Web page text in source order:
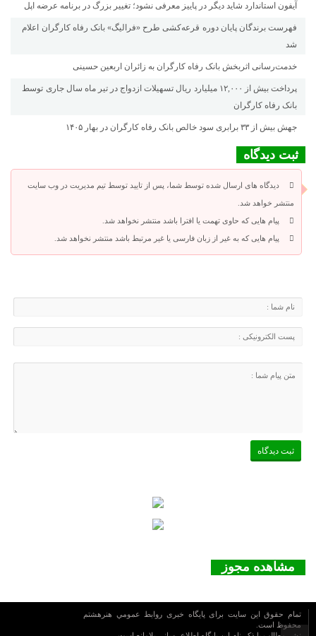
آیفون استاندارد شاید دیگر در پاییز معرفی نشود؛ تغییر بزرگ در برنامه عرضه اپل
فهرست برندگان پایان دوره قرعه‌کشی طرح «فرالیگ» بانک رفاه کارگران اعلام
شد
خدمت‌رسانی اثربخش بانک رفاه کارگران به زائران اربعین حسینی
پرداخت بیش از ۱۲,۰۰۰ میلیارد ریال تسهیلات ازدواج در تیر ماه سال جاری توسط
بانک رفاه کارگران
جهش بیش از ۳۳ برابری سود خالص بانک رفاه کارگران در بهار ۱۴۰۵
ثبت دیدگاه
دیدگاه های ارسال شده توسط شما، پس از تایید توسط تیم مدیریت در وب سایت
منتشر خواهد شد.
پیام هایی که حاوی تهمت یا افترا باشد منتشر نخواهد شد.
پیام هایی که به غیر از زبان فارسی یا غیر مرتبط باشد منتشر نخواهد شد.
مشاهده مجوز
تمام حقوق این سایت برای پایگاه خبری روابط عمومي هنرهشتم
محفوظ است.